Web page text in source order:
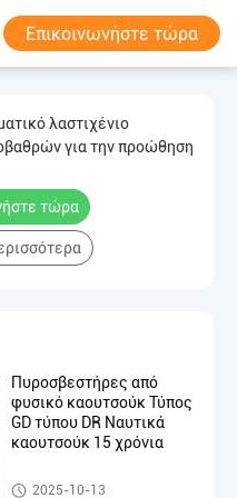
Επικοινωνήστε τώρα
λαστιχένιο
για την προώθηση
τώρα
Πυροσβεστήρες από
φυσικό καουτσούκ Τύπος
GD τύπου DR Ναυτικά
καουτσούκ 15 χρόνια
Λαστιχένιο κιγκλίδωμα
2025-10-13